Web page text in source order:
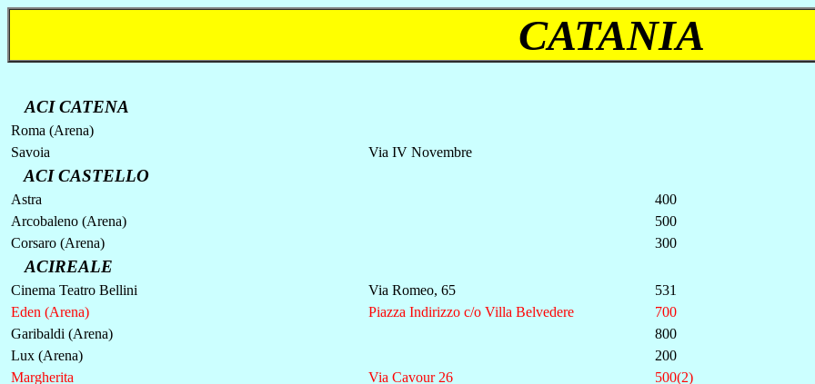
CATANIA
ACI CATENA
Roma (Arena)
Savoia
Via IV Novembre
ACI CASTELLO
Astra
400
Arcobaleno (Arena)
500
Corsaro (Arena)
300
ACIREALE
Cinema Teatro Bellini Via Romeo, 65
531
Eden (Arena)
Piazza Indirizzo c/o Villa Belvedere
700
Garibaldi (Arena)
800
Lux (Arena)
200
Margherita
Via Cavour 26 500(2)